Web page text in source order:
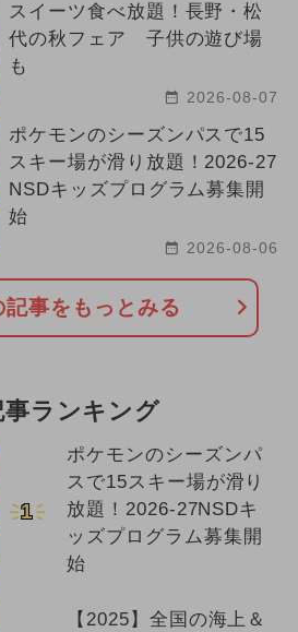
スイーツ食べ放題！長野・松
代の秋フェア 子供の遊び場
も
2026-08-07
ポケモンのシーズンパスで15
スキー場が滑り放題！2026-27
NSDキッズプログラム募集開
始
2026-08-06
記事をもっとみる
ランキング
1
ポケモンのシーズンパ
スで15スキー場が滑り
放題！2026-27NSDキ
ッズプログラム募集開
始
【2025】全国の海上＆